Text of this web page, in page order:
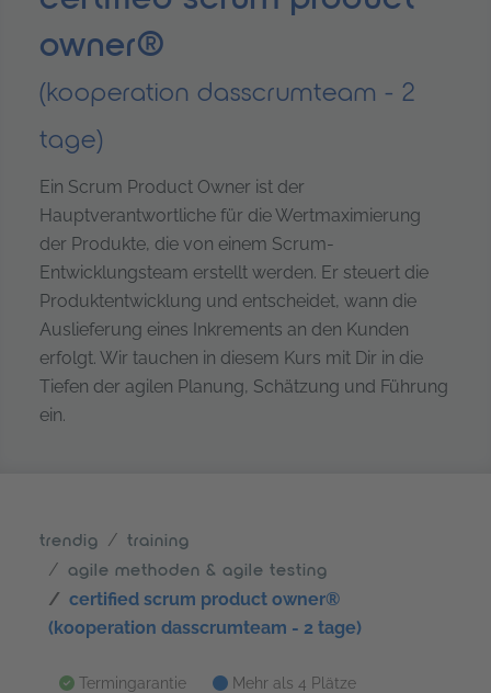
owner®
(kooperation dasscrumteam - 2
tage)
Ein Scrum Product Owner ist der
Hauptverantwortliche für die Wertmaximierung
der Produkte, die von einem Scrum-
Entwicklungsteam erstellt werden. Er steuert die
Produktentwicklung und entscheidet, wann die
Auslieferung eines Inkrements an den Kunden
erfolgt. Wir tauchen in diesem Kurs mit Dir in die
Tiefen der agilen Planung, Schätzung und Führung
ein.
trendig
training
agile methoden & agile testing
certified scrum product owner®
(kooperation dasscrumteam - 2 tage)
Termingarantie
Mehr als 4 Plätze